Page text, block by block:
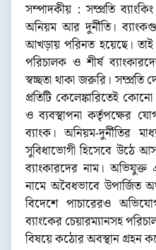
সম্পাদকীয় : সম্প্রতি
অনিয়ম আর দুর্নীতি।
আখড়ায় পরিনত হয়েছে। তাই
পরিচালক ও শীর্ষ
স্বচ্ছতা থাকা জরুরি।
প্রতিটি কেলেঙ্কারিতেই
ও ব্যবস্থাপনা কর্তৃপক্ষের
ব্যাংক। অনিয়ম-দুর্নীতির
সুবিধাভোগী হিসেবে উঠে
ব্যাংকারদের নাম।
নামে অবৈধভাবে উপার্জিত
বিদেশে পাচারেরও
ব্যাংকের চেয়ারম্যানসহ
বিষয়ে কঠোর অবস্থান গ্রহন